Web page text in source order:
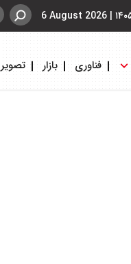
|
6 August 2026
فناوری بازار تصویر